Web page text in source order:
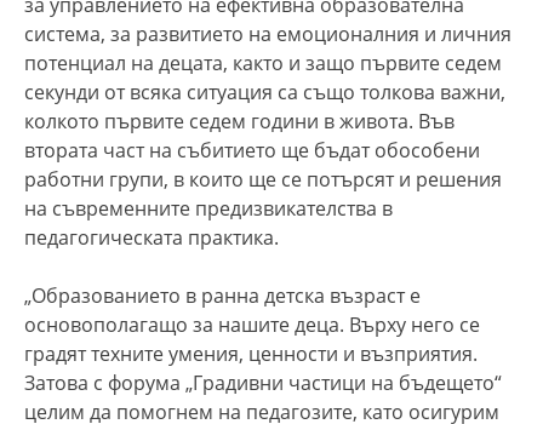
система, за развитието на емоционалния и личния
потенциал на децата, както и защо първите седем
секунди от всяка ситуация са също толкова важни,
колкото първите седем години в живота. Във
втората част на събитието ще бъдат обособени
работни групи, в които ще се потърсят и решения
на съвременните предизвикателства в
педагогическата практика.
„Образованието в ранна детска възраст е
основополагащо за нашите деца. Върху него се
градят техните умения, ценности и възприятия.
Затова с форума „Градивни частици на бъдещето“
целим да помогнем на педагозите, като осигурим